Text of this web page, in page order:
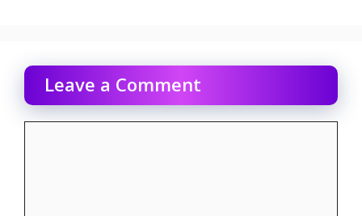
Leave a Comment